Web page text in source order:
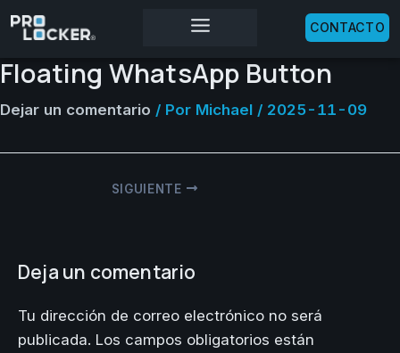
CONTACTO
Floating WhatsApp Button
Dejar un comentario / Por Michael / 2025-11-09
SIGUIENTE
Deja un comentario
Tu dirección de correo electrónico no será
publicada. Los campos obligatorios están